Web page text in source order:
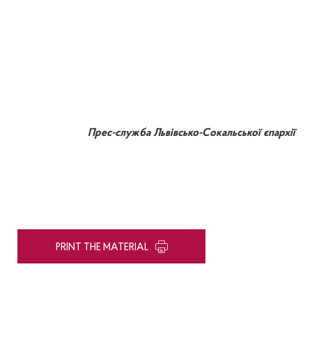
Прес-служба Львівсько-Сокальської єпархії
PRINT THE MATERIAL